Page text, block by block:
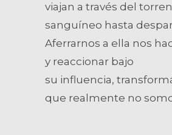
viajan a través del
sanguíneo hasta
Aferrarnos a ella nos
y reaccionar bajo
su influencia,
que realmente no